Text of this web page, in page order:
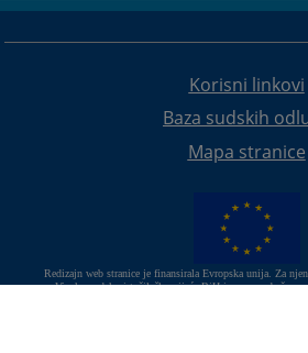
Korisni linkovi
Baza sudskih
Mapa stranice
Redizajn web stranice je finansirala Evropska unija. Za
Visoko sudsko i tužilačko vijeće BiH i ona ne odražava